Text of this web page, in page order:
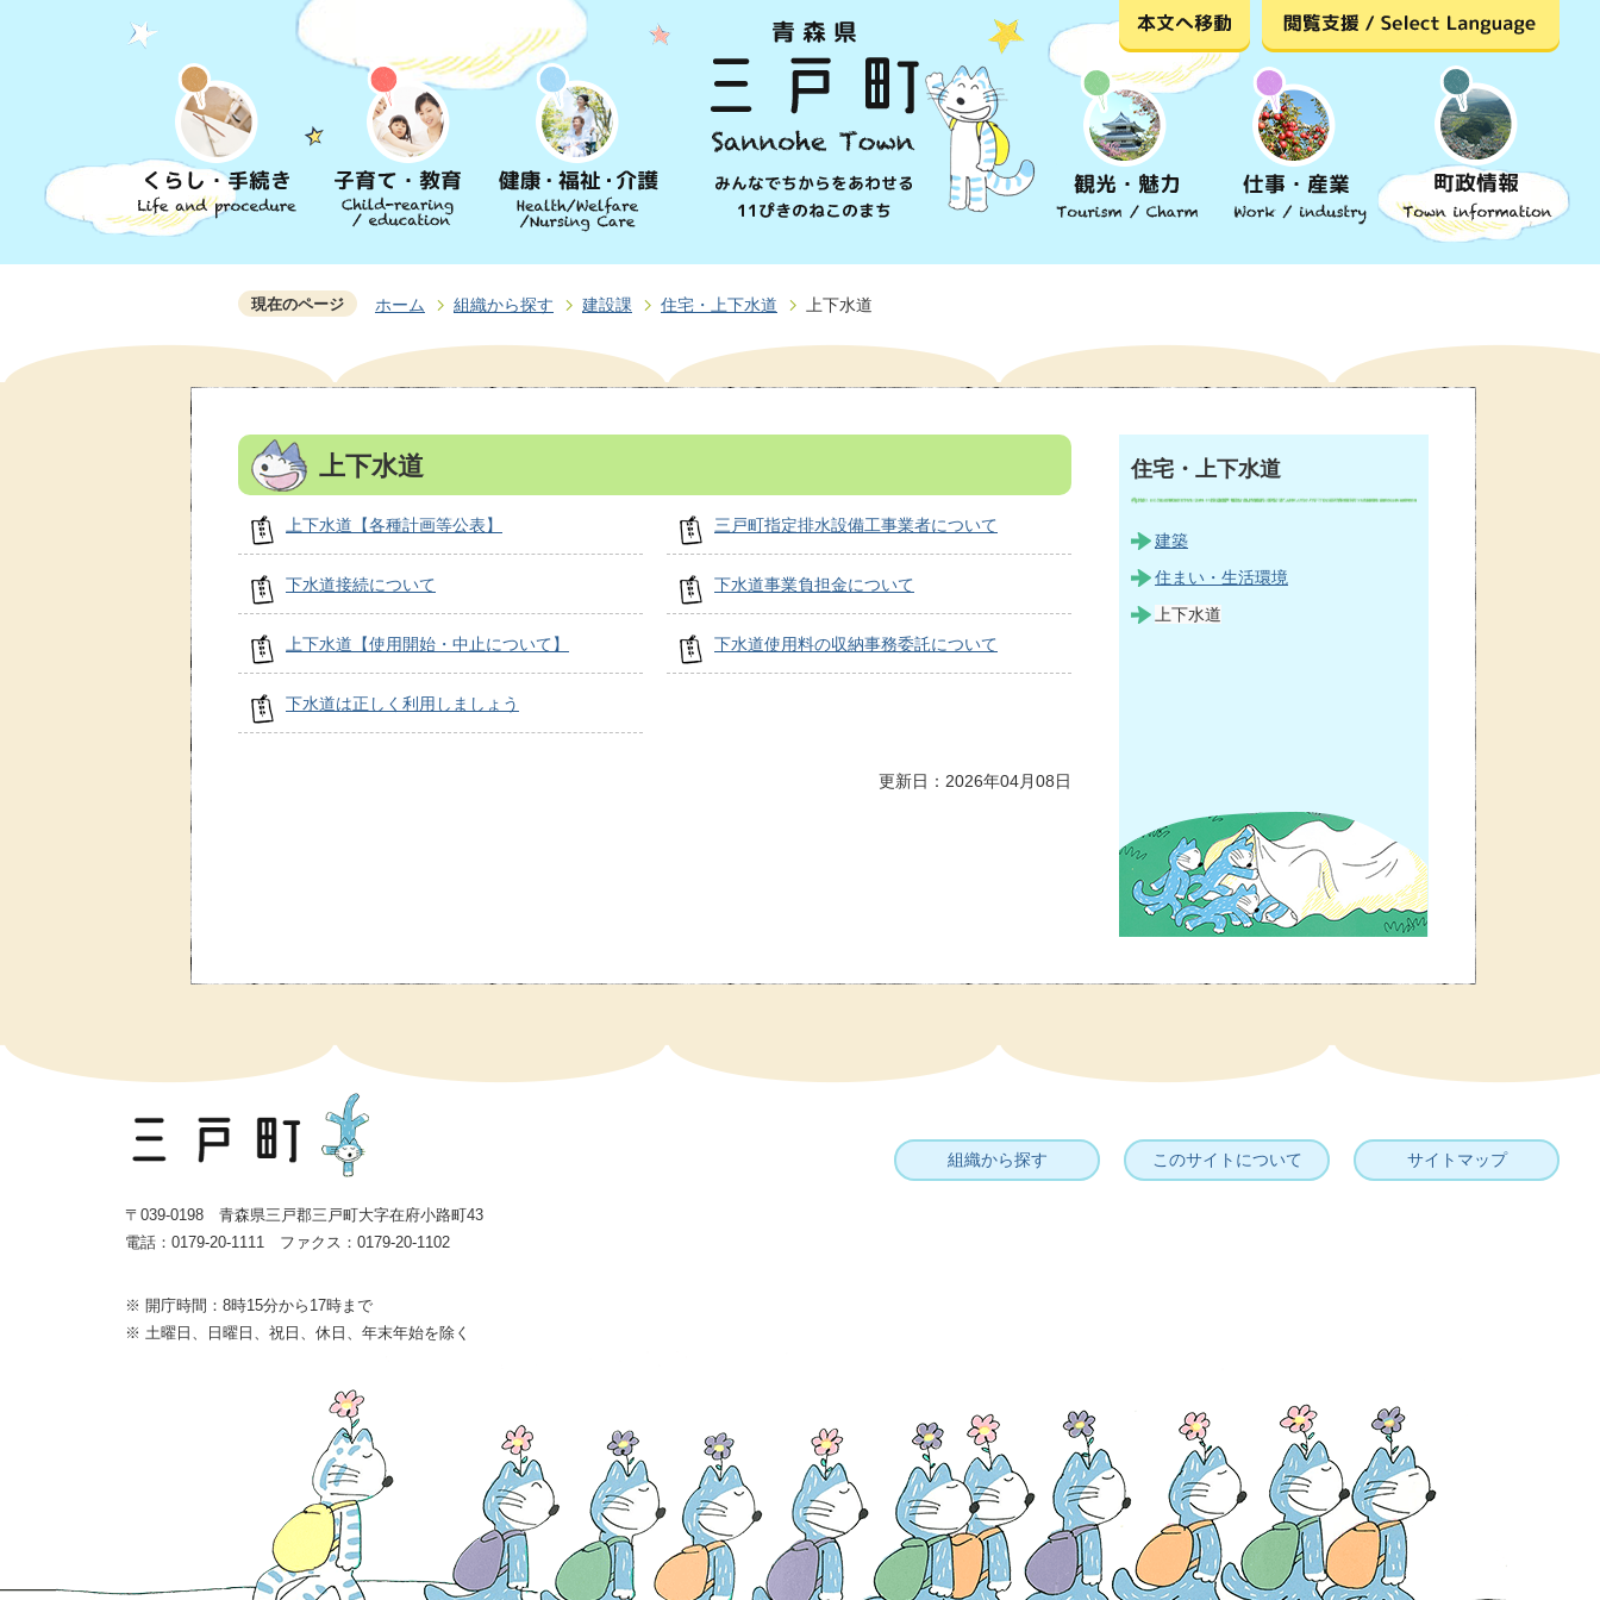
現在のページ ホーム 組織から探す 建設課 住宅・上下水道 上下水道
上下水道
上下水道【各種計画等公表】 三戸町指定排水設備工事業者について
下水道接続について 下水道事業負担金について
上下水道【使用開始・中止について】 下水道使用料の収納事務委託について
下水道は正しく利用しましょう
更新日：2026年04月08日
住宅・上下水道
建築
住まい・生活環境
上下水道
組織から探す このサイトについて サイトマップ
〒039-0198 青森県三戸郡三戸町大字在府小路町43
電話：0179-20-1111 ファクス：0179-20-1102
※ 開庁時間：8時15分から17時まで
※ 土曜日、日曜日、祝日、休日、年末年始を除く